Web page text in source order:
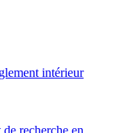
intérieur
recherche en